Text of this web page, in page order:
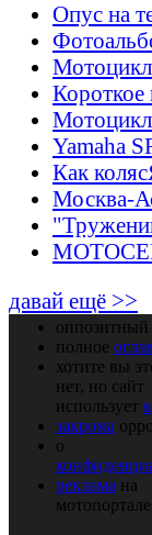
Опус на
Мотоцикл
Короткое
Yamaha
Как
Москва-
давай ещё >>
оппозитный
полное
хотите вы
нет, но сайт
использует
закрома
о
реклама на
мотопортале